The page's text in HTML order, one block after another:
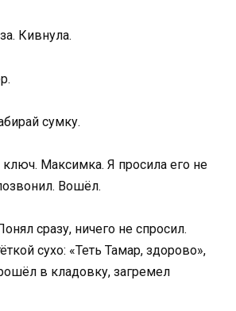
Кивнула.
сумку.
Максимка. Я просила его не
Вошёл.
сразу, ничего не спросил.
сухо: «Теть Тамар, здорово»,
в кладовку, загремел